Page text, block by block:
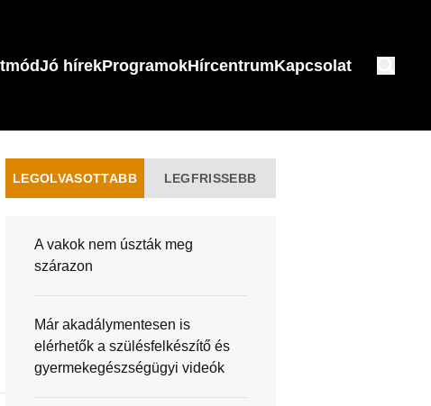
Jó hírekProgramokHírcentrumKapcsolat
LEGOLVASOTTABB LEGFRISSEBB
A vakok nem úszták meg
szárazon
Már akadálymentesen is
elérhetők a szülésfelkészítő és
gyermekegészségügyi videók